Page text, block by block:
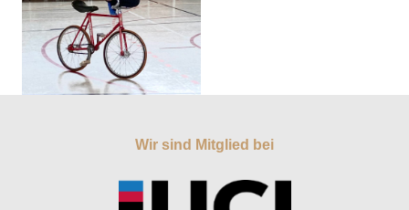
Wir sind Mitglied bei